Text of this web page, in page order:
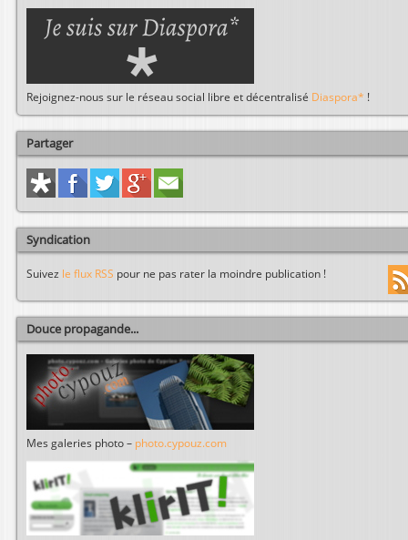
Rejoignez-nous sur le réseau social libre et décentralisé Diaspora* !
Partager
Syndication
Suivez le flux RSS pour ne pas rater la moindre publication !
Douce propagande...
Mes galeries photo – photo.cypouz.com